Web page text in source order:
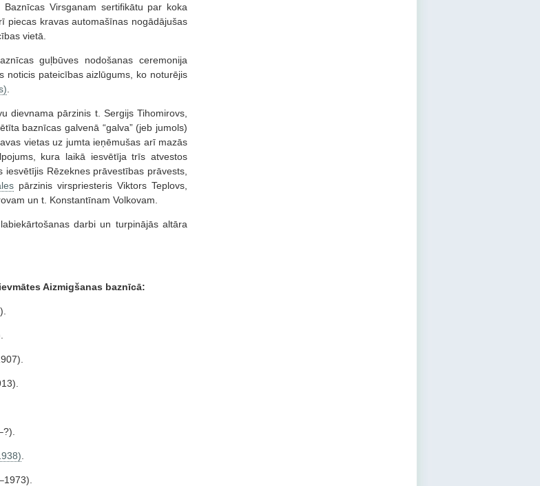
Virsganam sertifikātu par koka
piecas kravas automašīnas nogādājušas
vietā.
guļbūves nodošanas ceremonija
noticis pateicības aizlūgums, ko noturējis
dievnama pārzinis t. Sergijs Tihomirovs,
baznīcas galvenā “galva” (jeb jumols)
vietas uz jumta ieņēmušas arī mazās
kura laikā iesvētīja trīs atvestos
Rēzeknes prāvestības prāvests,
pārzinis virspriesteris Viktors Teplovs,
un t. Konstantīnam Volkovam.
darbi un turpinājās altāra
Aizmigšanas baznīcā: